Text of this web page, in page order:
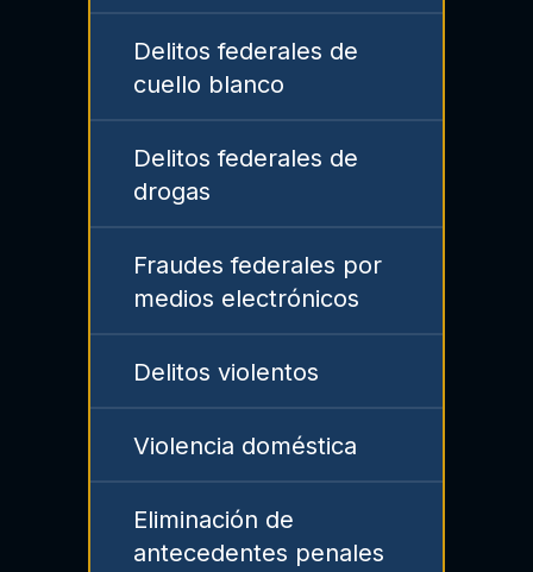
Delitos federales de
cuello blanco
Delitos federales de
drogas
Fraudes federales por
medios electrónicos
Delitos violentos
Violencia doméstica
Eliminación de
antecedentes penales